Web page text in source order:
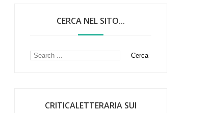
CERCA NEL SITO...
CRITICALETTERARIA SUI